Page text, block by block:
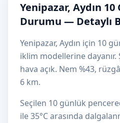
Yenipazar, Aydın
Durumu — Detaylı
Yenipazar, Aydın için 10
iklim modellerine dayanır.
hava açık. Nem %43,
6 km.
Seçilen 10 günlük
ile 35°C arasında